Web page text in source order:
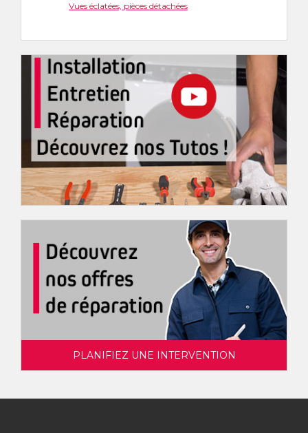
Vues éclatées, pièces détachées
PLANIFIEZ UNE INTERVENTION